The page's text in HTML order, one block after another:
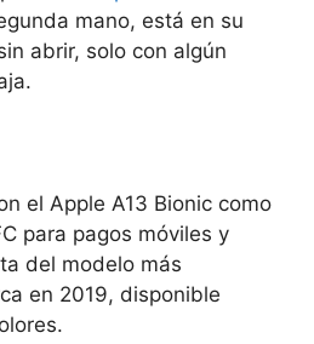
mano, está en su
abrir, solo con algún
el Apple A13 Bionic como
para pagos móviles y
del modelo más
en 2019, disponible